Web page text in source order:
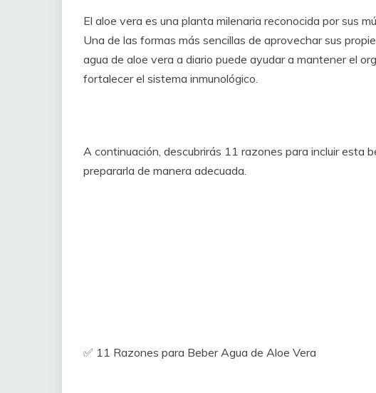
El aloe vera es una planta milenaria reconocida por sus
Una de las formas más sencillas de aprovechar sus
agua de aloe vera a diario puede ayudar a mantener el
fortalecer el sistema inmunológico.
A continuación, descubrirás 11 razones para incluir esta
prepararla de manera adecuada.
✅ 11 Razones para Beber Agua de Aloe Vera